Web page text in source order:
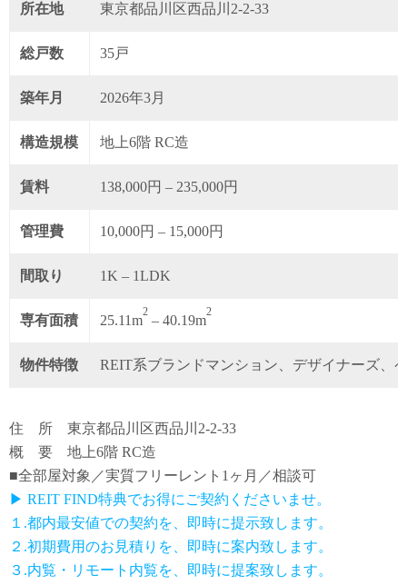
所在地 東京都品川区西品川2-2-33
総戸数 35戸
築年月 2026年3月
構造規模 地上6階 RC造
賃料 138,000円 – 235,000円
管理費 10,000円 – 15,000円
間取り 1K – 1LDK
専有面積 25.11m
2
– 40.19m
2
物件特徴 REIT系ブランドマンション、デザイナーズ、
住 所 東京都品川区西品川2-2-33
概 要 地上6階 RC造
■全部屋対象／実質フリーレント1ヶ月／相談可
▶ REIT FIND特典でお得にご契約くださいませ。
１.都内最安値での契約を、即時に提示致します。
２.初期費用のお見積りを、即時に案内致します。
３.内覧・リモート内覧を、即時に提案致します。